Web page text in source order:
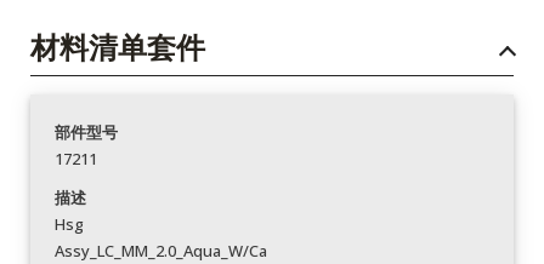
材料清单套件
部件型号
17211
描述
Hsg
Assy_LC_MM_2.0_Aqua_W/Ca